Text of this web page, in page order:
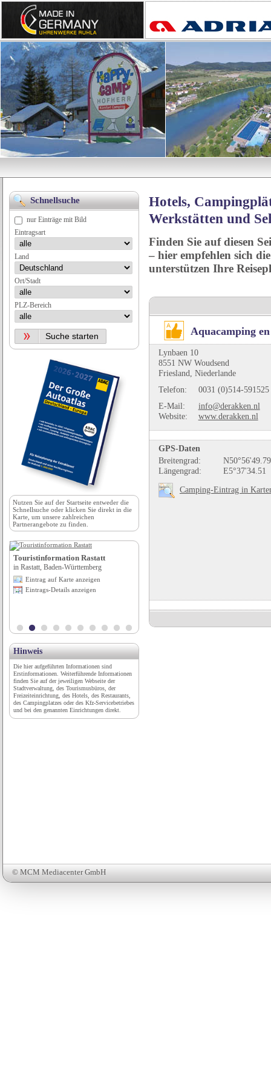
Hotels,
Werkstätten und
Finden Sie auf diesen
– hier empfehlen sich
unterstützen Ihre
Aquacamping
Lynbaen 10
8551 NW Woudsend
Friesland, Niederlande
Telefon:
0031 (0)514-591525
E-Mail:
info@derakken.nl
Website:
www.derakken.nl
GPS-Daten
Breitengrad:
N50°56'49.79
Längengrad:
E5°37'34.51
Camping-Eintrag in
© MCM Mediacenter GmbH
Schnellsuche
nur Einträge mit Bild
Eintragsart
Land
Ort/Stadt
PLZ-Bereich
Nutzen Sie auf der Startseite entweder die
Schnellsuche oder klicken Sie direkt in die
Karte, um unsere zahlreichen
Partnerangebote zu finden.
Touristinformation Rastatt
in Rastatt, Baden-Württemberg
Eintrag auf Karte anzeigen
Eintrags-Details anzeigen
Eintrags-Details anzeigen
Hinweis
Die hier aufgeführten Informationen sind
Erstinformationen. Weiterführende Informationen
finden Sie auf der jeweiligen Webseite der
Stadtverwaltung, des Tourismusbüros, der
Freizeiteinrichtung, des Hotels, des Restaurants,
des Campingplatzes oder des Kfz-Servicebetriebes
und bei den genannten Einrichtungen direkt.